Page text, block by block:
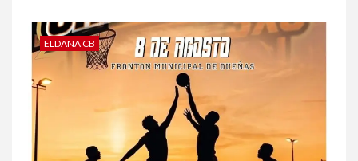
ELDANA CB